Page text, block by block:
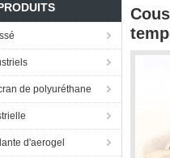
de polyuréthane
d'aerogel